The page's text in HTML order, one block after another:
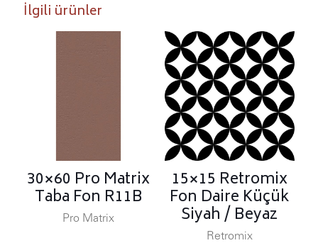
İlgili ürünler
30×60 Pro Matrix
Taba Fon R11B
Pro Matrix
15×15 Retromix
Fon Daire Küçük
Siyah / Beyaz
Retromix